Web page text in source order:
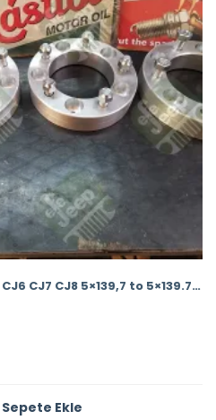
Jeep Alüminyum Flanş CJ5 CJ6 CJ7 CJ8 5×139,7 to 5×139.7 30mm 35mm 40mm 50mm Spacer
Sepete Ekle